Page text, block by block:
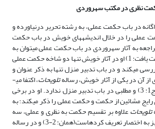
نظری در مکتب سهروردی
در باب حکمت عملی، به رشته تحریر درنیاورده­ و
عملی را در خلال اندیشه­های خویش در باب حکمت
به آثار سهروردی در باب حکمت عملی می­توان به
دو مطلب مهم و کلی دست یافت: 1) او در آثار خویش تنها دو شاخه حکمت عملی
می­کند و در باب تدبیر منزل تنها به ذکر عنوان و
آن در یکی از آثار خویش، رسالهتلویحات، اکتفا می­
کند(سهروردی، 1380 ج1: 3) و مطلبی در باب تدبیر منزل ندارد. او در برخی
مشائین از حکمت و حکمت عملی را ذکر می­کند­؛ به
تلویحاتعلاوه بر تقسیم­ حکمت به نظری و عملی، سه
تعریف کرده­است(همان: 2-3) و در رساله